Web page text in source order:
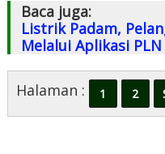
Baca juga:
Listrik Padam,
Melalui Aplikasi
Halaman : 1 2